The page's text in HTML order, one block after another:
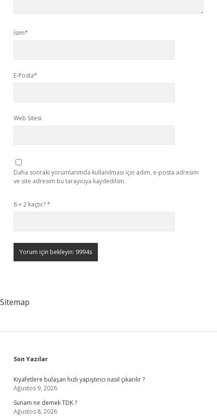
İsim*
E-Posta*
Web Sitesi
Daha sonraki yorumlarımda kullanılması için adım, e-posta adresim
ve site adresim bu tarayıcıya kaydedilsin.
6 + 2 kaçtır?*
Sitemap
Sidebar
Son Yazılar
Kıyafetlere bulaşan hızlı yapıştırıcı nasıl çıkarılır ?
Ağustos 9, 2026
Sunam ne demek TDK ?
Ağustos 8, 2026